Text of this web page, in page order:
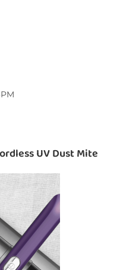
UV Dust Mite